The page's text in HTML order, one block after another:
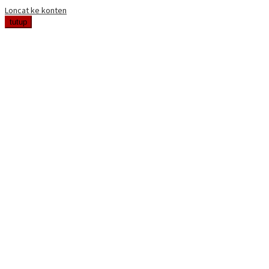
Loncat ke konten
tutup